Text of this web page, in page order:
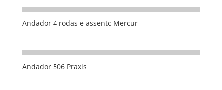
Andador 4 rodas e assento Mercur
Andador 506 Praxis